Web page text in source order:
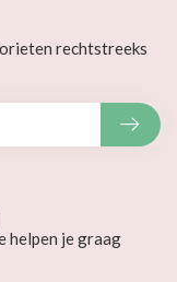
helpen je graag
rechtstreeks